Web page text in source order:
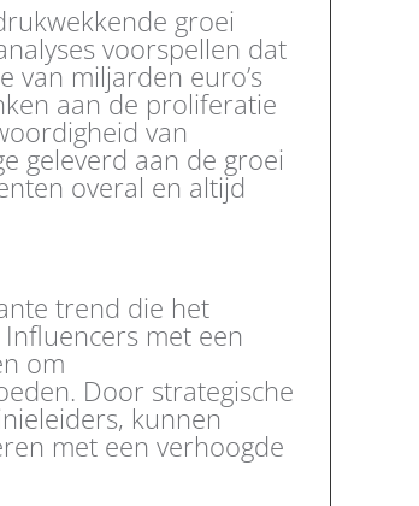
groei
voorspellen dat
van miljarden euro’s
aan de proliferatie
van
geleverd aan de groei
overal en altijd
trend die het
met een
om
Door strategische
kunnen
met een verhoogde